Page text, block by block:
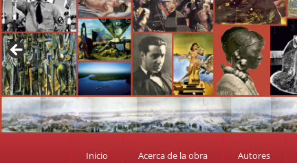
Inicio Acerca de la obra Autores